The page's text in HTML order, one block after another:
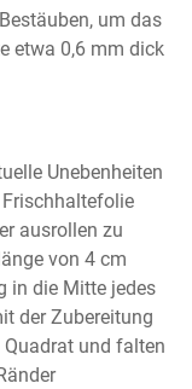
um das
etwa 0,6 mm dick
Unebenheiten
Frischhaltefolie
ausrollen zu
von 4 cm
in die Mitte jedes
der Zubereitung
und falten